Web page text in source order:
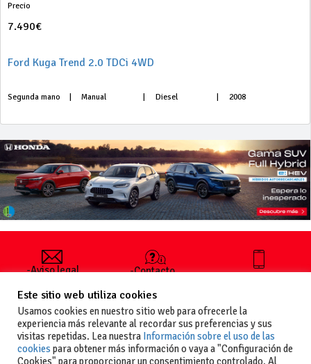
Precio
7.490€
Ford Kuga Trend 2.0 TDCi 4WD
Segunda mano Manual Diesel 2008
-Aviso legal
generales
de uso
-Política de
privacidad
-Política de
-Contacto
publicar un
anuncio
-Vende+
+34 627 35
Este sitio web utiliza cookies
Usamos cookies en nuestro sitio web para ofrecerle la
experiencia más relevante al recordar sus preferencias y sus
visitas repetidas. Lea nuestra Información sobre el uso de las
cookies para obtener más información o vaya a "Configuración de
Cookies" para proporcionar un consentimiento controlado. Al